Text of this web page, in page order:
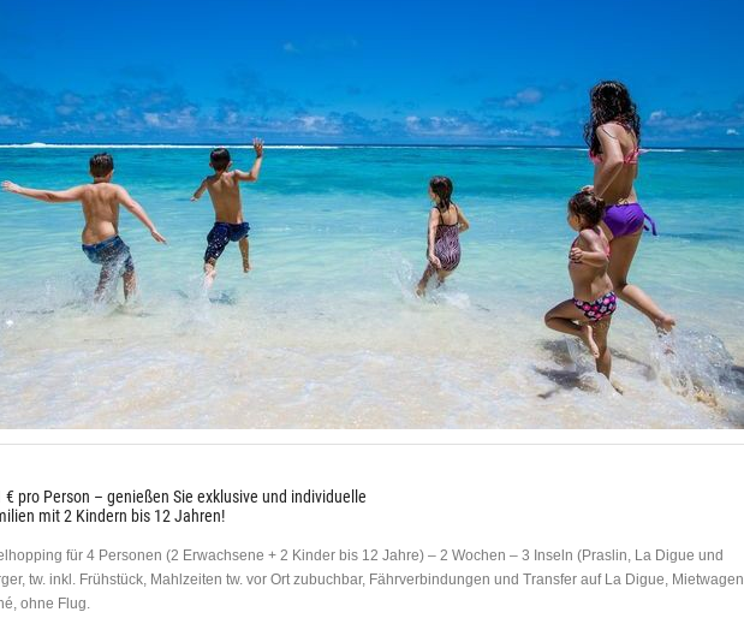
€ pro Person – genießen Sie exklusive und individuelle
mit 2 Kindern bis 12 Jahren!
für 4 Personen (2 Erwachsene + 2 Kinder bis 12 Jahre) – 2 Wochen – 3 Inseln (Praslin, La Digue und
tw. inkl. Frühstück, Mahlzeiten tw. vor Ort zubuchbar, Fährverbindungen und Transfer auf La Digue, Mietwagen
ohne Flug.